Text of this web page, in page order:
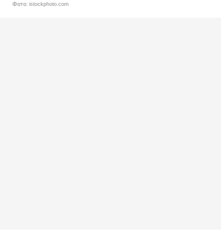
Фото: istockphoto.com